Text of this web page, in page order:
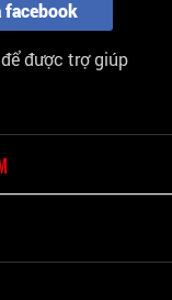
facebook
được trợ giúp